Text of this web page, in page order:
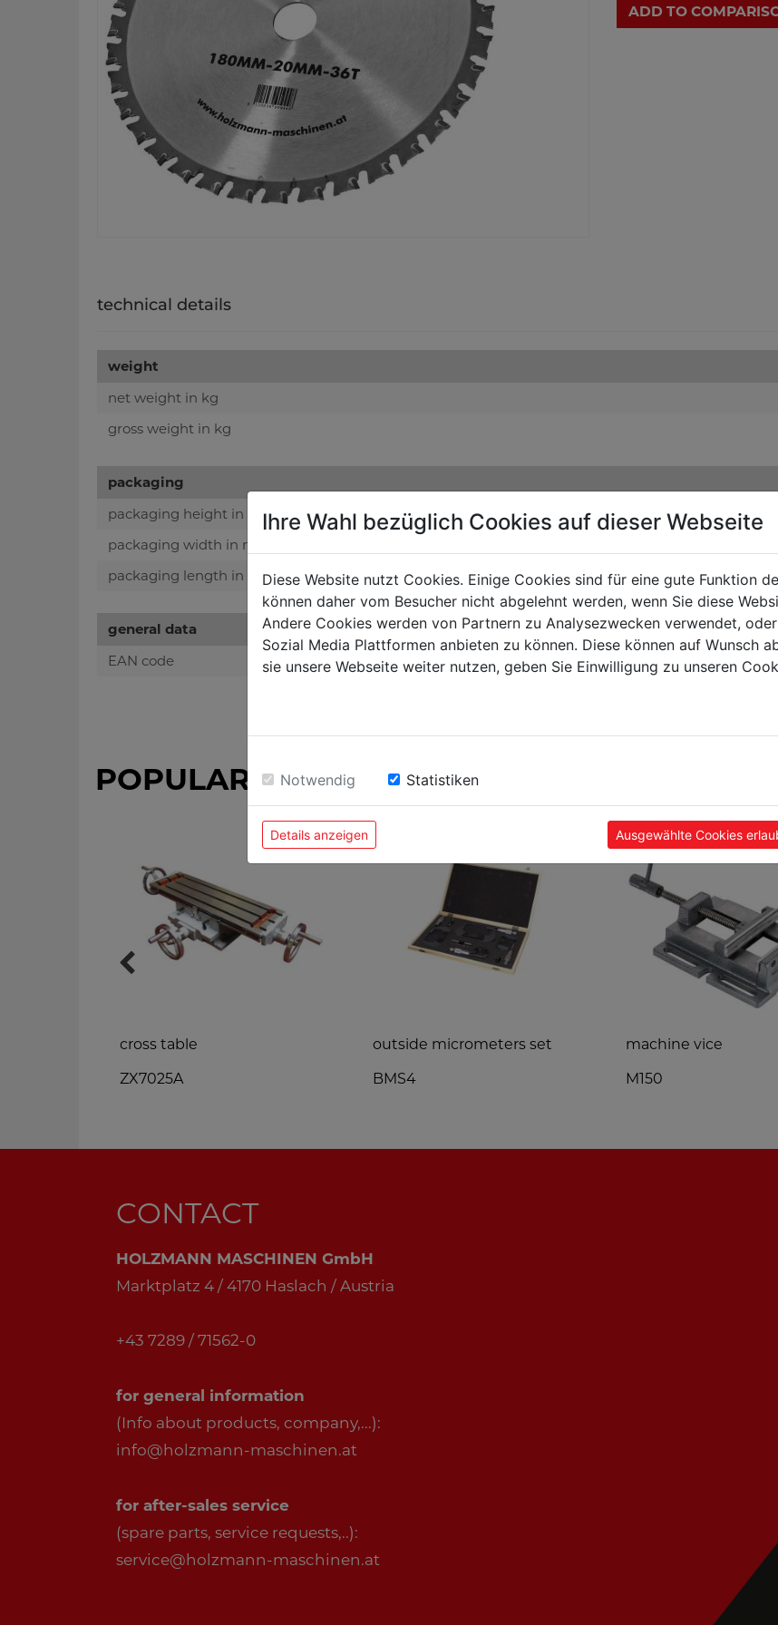
ADD TO
technical details
weight
net weight in kg
gross weight in kg
packaging
packaging height in mm
packaging width in mm
packaging length in mm
general data
EAN code
POPULAR PRODUCTS
cross table
ZX7025A
outside micrometers set
BMS4
machine vice
M150
CONTACT
HOLZMANN MASCHINEN GmbH
Marktplatz 4 / 4170 Haslach / Austria
+43 7289 / 71562-0
for general information
(Info about products, company,...):
info@holzmann-maschinen.at
for after-sales service
(spare parts, service requests,..):
service@holzmann-maschinen.at
Ihre Wahl bezüglich Cookies auf dieser Webseite
Diese Website nutzt Cookies. Einige Cookies sind für eine gute Funktion
können daher vom Besucher nicht abgelehnt werden, wenn Sie diese
Andere Cookies werden von Partnern zu Analysezwecken verwendet,
Sozial Media Plattformen anbieten zu können. Diese können auf Wunsch
sie unsere Webseite weiter nutzen, geben Sie Einwilligung zu unseren
Notwendig Statistiken
Details anzeigen Ausgewählte Cookies